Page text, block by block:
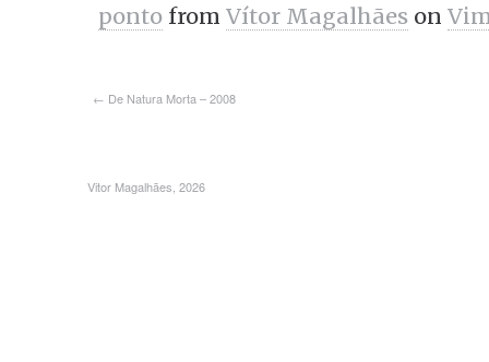
ponto from Vítor Magalhães on
← De Natura Morta – 2008
Vitor Magalhães, 2026